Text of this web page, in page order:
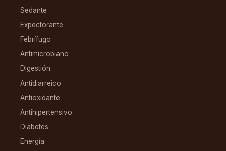
Sedante
Expectorante
Febrífugo
Antimicrobiano
Digestión
Antidiarreico
Antioxidante
Antihipertensivo
Diabetes
Energía